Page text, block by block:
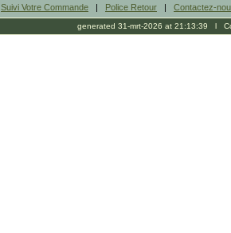
Suivi Votre Commande | Police Retour | Contactez-
generated 31-mrt-2026 at 21:13:39 l